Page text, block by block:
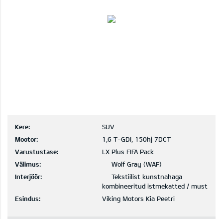
Kere:
SUV
Mootor:
1,6 T-GDI, 150hj 7DCT
Varustustase:
LX Plus FIFA Pack
Välimus:
Wolf Gray (WAF)
Interjöör:
Tekstiilist kunstnahaga
kombineeritud istmekatted / must
Esindus:
Viking Motors Kia Peetri